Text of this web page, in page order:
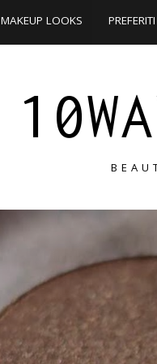
MAKEUP LOOKS